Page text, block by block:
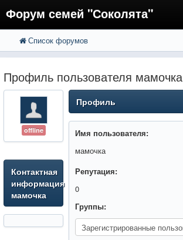
Форум семей "Соколята"
FAQ
Регистрация
Вход
Список форумов
Профиль пользователя мамочка
offline
Контактная
информация
мамочка
Профиль
Имя пользователя:
мамочка
Репутация:
0
Группы: